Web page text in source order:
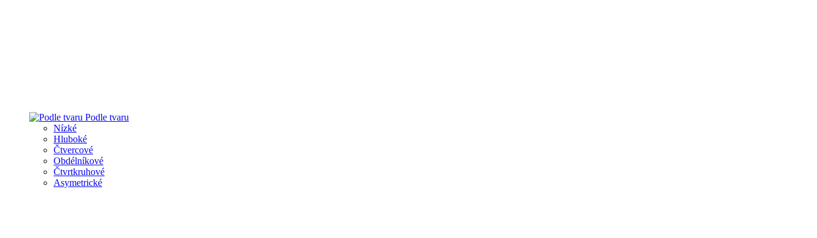
Podle tvaru
Nízké
Hluboké
Čtvercové
Obdélníkové
Čtvrtkruhové
Asymetrické